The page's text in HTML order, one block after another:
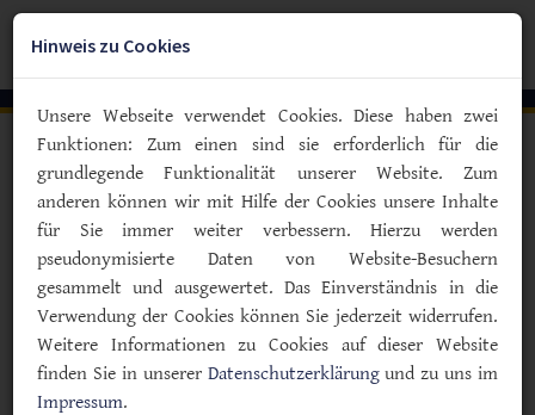
Zum
Hauptinhalt
Vorlesen
Debatte um Aufnahme in die Regelversorgung
Screening auf Diabetes Typ 1
würde 22 Euro pro Kind kosten
22.03.2022
Typ F Prävention
Studien
Wissenschaft & Forschung
Hinweis zu Cookies
Unsere Webseite verwendet Cookies. Diese haben zwei
Funktionen: Zum einen sind sie erforderlich für die
grundlegende Funktionalität unserer Website. Zum
anderen können wir mit Hilfe der Cookies unsere Inhalte
für Sie immer weiter verbessern. Hierzu werden
pseudonymisierte Daten von Website-Besuchern
gesammelt und ausgewertet. Das Einverständnis in die
Verwendung der Cookies können Sie jederzeit widerrufen.
Weitere Informationen zu Cookies auf dieser Website
finden Sie in unserer Datenschutzerklärungund zu uns im
Impressum.